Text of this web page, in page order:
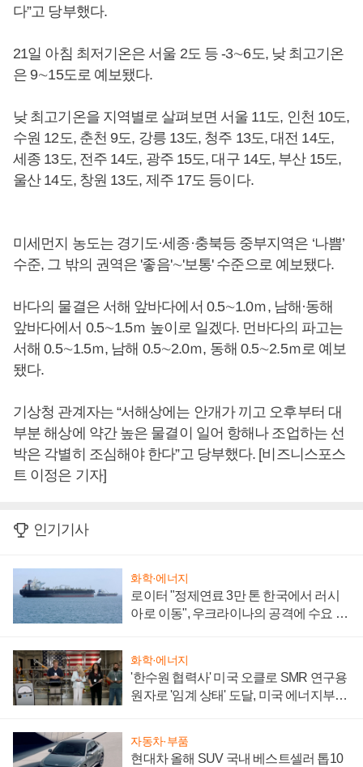
다”고 당부했다.
21일 아침 최저기온은 서울 2도 등 -3∼6도, 낮 최고기온
은 9∼15도로 예보됐다.
낮 최고기온을 지역별로 살펴보면 서울 11도, 인천 10도,
수원 12도, 춘천 9도, 강릉 13도, 청주 13도, 대전 14도,
세종 13도, 전주 14도, 광주 15도, 대구 14도, 부산 15도,
울산 14도, 창원 13도, 제주 17도 등이다.
미세먼지 농도는 경기도·세종·충북등 중부지역은 ‘나쁨’
수준, 그 밖의 권역은 '좋음'∼'보통' 수준으로 예보됐다.
바다의 물결은 서해 앞바다에서 0.5∼1.0ｍ, 남해·동해
앞바다에서 0.5∼1.5ｍ 높이로 일겠다. 먼바다의 파고는
서해 0.5∼1.5ｍ, 남해 0.5∼2.0ｍ, 동해 0.5∼2.5ｍ로 예보
됐다.
기상청 관계자는 “서해상에는 안개가 끼고 오후부터 대
부분 해상에 약간 높은 물결이 일어 항해나 조업하는 선
박은 각별히 조심해야 한다”고 당부했다. [비즈니스포스
트 이정은 기자]
인기기사
화학·에너지
로이터 "정제연료 3만 톤 한국에서 러시
아로 이동", 우크라이나의 공격에 수요 늘
화학·에너지
'한수원 협력사' 미국 오클로 SMR 연구용
원자로 '임계 상태' 도달, 미국 에너지부
자동차·부품
현대차 올해 SUV 국내 베스트셀러 톱10